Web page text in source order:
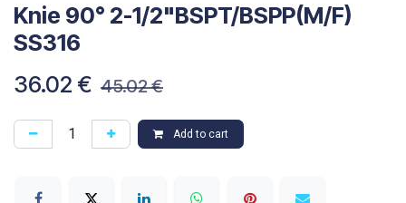
Knie 90° 2-1/2"BSPT/BSPP(M/F)
SS316
36.02 € 45.02€
Add to cart